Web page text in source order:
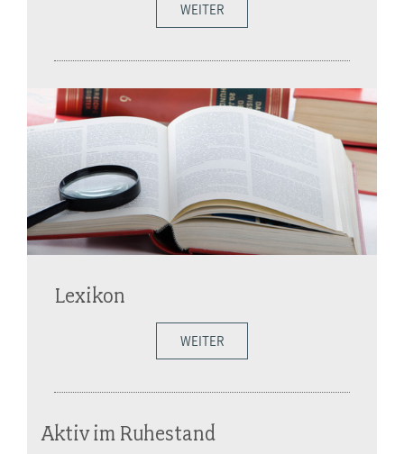
WEITER
Lexikon
WEITER
Aktiv im Ruhestand